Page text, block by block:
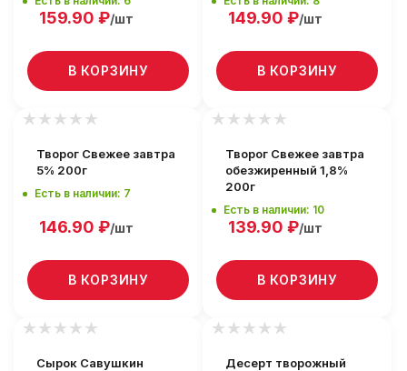
159.90 ₽/шт
В КОРЗИНУ
149.90 ₽/шт
В КОРЗИНУ
Творог Свежее завтра
5% 200г
Есть в наличии: 7
146.90 ₽/шт
В КОРЗИНУ
Творог Свежее завтра
обезжиренный 1,8%
200г
Есть в наличии: 10
139.90 ₽/шт
В КОРЗИНУ
Сырок Савушкин
Десерт творожный